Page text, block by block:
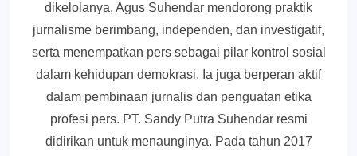
dikelolanya, Agus Suhendar mendorong praktik
jurnalisme berimbang, independen, dan investigatif,
serta menempatkan pers sebagai pilar kontrol sosial
dalam kehidupan demokrasi. Ia juga berperan aktif
dalam pembinaan jurnalis dan penguatan etika
profesi pers. PT. Sandy Putra Suhendar resmi
didirikan untuk menaunginya. Pada tahun 2017